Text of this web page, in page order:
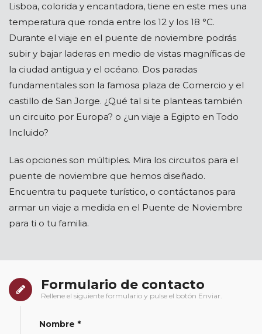
Lisboa, colorida y encantadora, tiene en este mes una
temperatura que ronda entre los 12 y los 18 °C.
Durante el viaje en el puente de noviembre podrás
subir y bajar laderas en medio de vistas magníficas de
la ciudad antigua y el océano. Dos paradas
fundamentales son la famosa plaza de Comercio y el
castillo de San Jorge. ¿Qué tal si te planteas también
un circuito por Europa? o ¿un viaje a Egipto en Todo
Incluido?
Las opciones son múltiples. Mira los circuitos para el
puente de noviembre que hemos diseñado.
Encuentra tu paquete turístico, o contáctanos para
armar un viaje a medida en el Puente de Noviembre
para ti o tu familia.
Formulario de contacto
Rellene el siguiente formulario y pulse el botón Enviar.
Nombre *